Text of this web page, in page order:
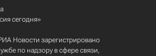
сегодня»
Новости зарегистрировано
по надзору в сфере связи,